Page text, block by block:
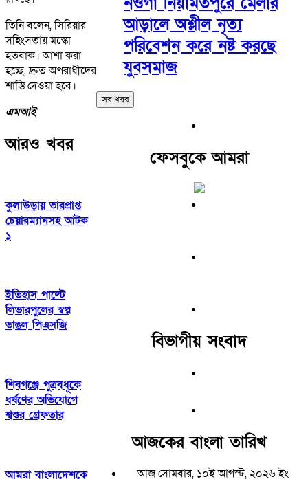
তিনি বলেন, সিরিয়ার
সহিংসতায় মস্কো
হতবাক। আশা করা
হচ্ছে, দ্রুত অপরাধীদের
শাস্তি দেওয়া হবে।
এমআই
আরও খবর
কুলাউড়ায় ভারপ্রাপ্ত
চেয়ারম্যানসহ আটক
১
ইতিহাস পাল্টে
লিভারপুলের স্বপ্ন
ভাঙল পিএসজি
শিবগঞ্জে পুত্রবধূকে
ধর্ষণের অভিযোগে
শ্বশুর গ্রেফতার
আমরা বাংলাদেশকে
আড়ালে অশ্লীল নৃত্য
পরিবেশন করে নষ্ট করছে
যুবসমাজ
সব খবর
ফেসবুকে আমরা
বিভাগীয় সংবাদ
আজকের বাংলা তারিখ
আজ সোমবার, ১০ই আগস্ট, ২০২৬ ইং